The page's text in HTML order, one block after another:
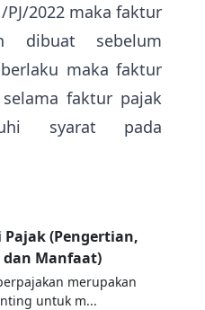
PJ/2022 maka faktur
dibuat sebelum
maka faktur
faktur pajak
syarat pada
Pajak (Pengertian,
dan Manfaat)
merupakan
untuk m...